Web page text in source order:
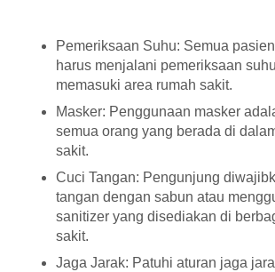
Pemeriksaan Suhu: Semua
harus menjalani pemeriksaan
memasuki area rumah sakit.
Masker: Penggunaan masker
semua orang yang berada di
sakit.
Cuci Tangan: Pengunjung
tangan dengan sabun atau
sanitizer yang disediakan di
sakit.
Jaga Jarak: Patuhi aturan jaga